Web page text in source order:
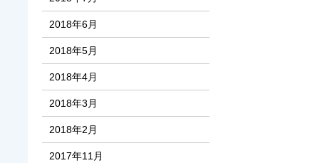
2018年6月
2018年5月
2018年4月
2018年3月
2018年2月
2017年11月